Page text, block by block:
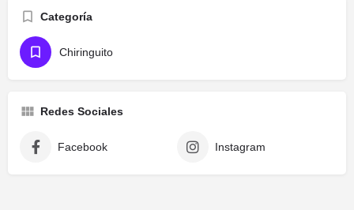
Categoría
Chiringuito
Redes Sociales
Facebook Instagram